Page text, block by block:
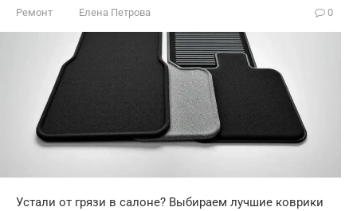
Ремонт Елена Петрова 0
Устали от грязи в салоне? Выбираем лучшие коврики